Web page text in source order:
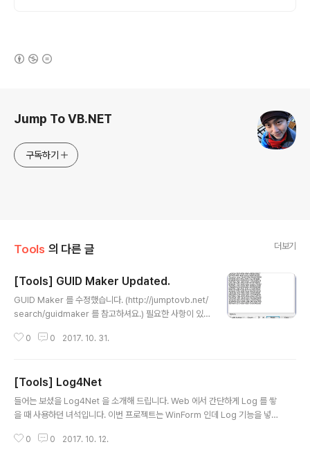
Jump To VB.NET
구독하기
Tools 의 다른 글 더보기
[Tools] GUID Maker Updated.
GUID Maker 를 수정했습니다. (http://jumptovb.net/
search/guidmaker 를 참고하셔요.) 필요한 사항이 있
urce 는 링크를 Click 하시면 GitHub 로 이동합니다. G
셔요.
0 0 2017. 10. 31.
[Tools] Log4Net
들어는 보셨을 Log4Net 을 소개해 드립니다. Web 에서 간단하게 Log 를 쌓
을 때 사용하던 녀석입니다. 이번 프로젝트는 WinForm 인데 Log 기능을 넣어
다. 공식웹사이트는 http://logging.apache.org/log4net 이며 GitHub Sit
0 0 2017. 10. 12.